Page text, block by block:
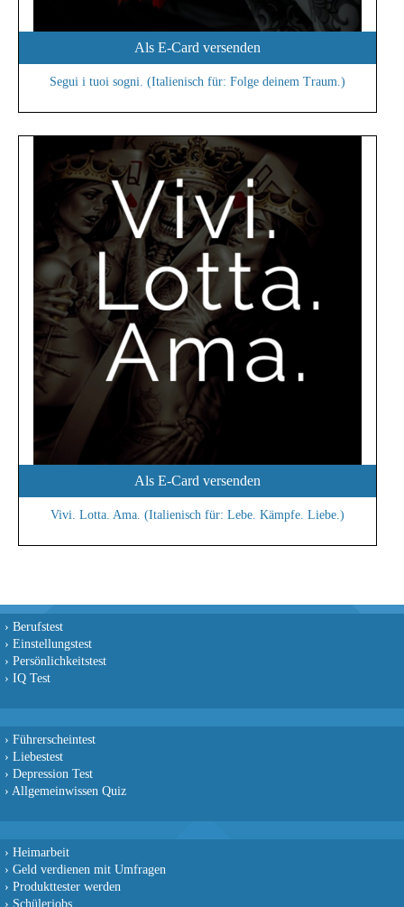
Als E-Card versenden
Segui i tuoi sogni. (Italienisch für: Folge deinem Traum.)
Als E-Card versenden
Vivi. Lotta. Ama. (Italienisch für: Lebe. Kämpfe. Liebe.)
› Berufstest
› Einstellungstest
› Persönlichkeitstest
› IQ Test
› Führerscheintest
› Liebestest
› Depression Test
› Allgemeinwissen Quiz
› Heimarbeit
› Geld verdienen mit Umfragen
› Produkttester werden
› Schülerjobs